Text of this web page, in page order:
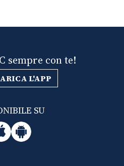
sempre con te!
L'APP
SU